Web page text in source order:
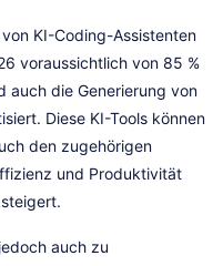
KI-Coding-Assistenten
voraussichtlich von 85 %
auch die Generierung von
Diese KI-Tools können
den zugehörigen
und Produktivität
auch zu